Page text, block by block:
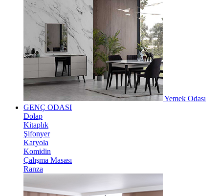
Yemek Odası
GENÇ ODASI
Dolap
Kitaplık
Şifonyer
Karyola
Komidin
Çalışma Masası
Ranza